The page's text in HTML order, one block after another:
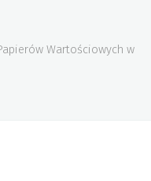
Wartościowych w